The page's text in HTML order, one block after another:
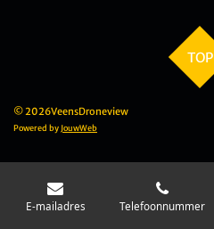
TOP
© 2026VeensDroneview
Powered by JouwWeb
E-mailadres Telefoonnummer